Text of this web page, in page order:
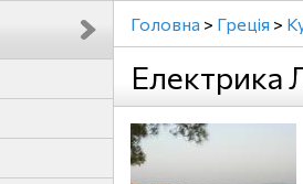
Головна > Греція >
Електрика